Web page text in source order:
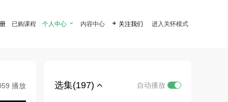
已购课程 个人中心  内容中心  关注我们 进入关怀模式
播放 选集(197) 自动播放